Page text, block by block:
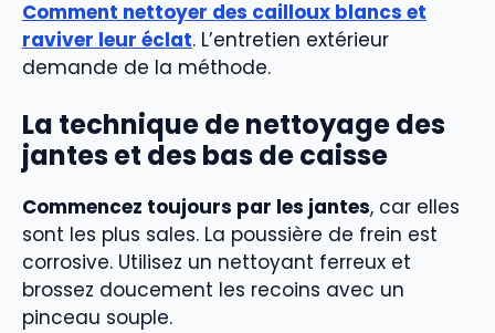
Comment nettoyer des cailloux blancs et
raviver leur éclat. L’entretien extérieur
demande de la méthode.
La technique de nettoyage des
jantes et des bas de caisse
Commencez toujours par les jantes, car elles
sont les plus sales. La poussière de frein est
corrosive. Utilisez un nettoyant ferreux et
brossez doucement les recoins avec un
pinceau souple.